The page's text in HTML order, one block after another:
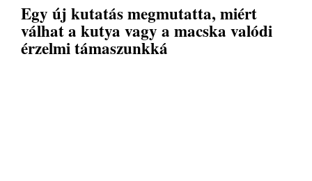
Egy új kutatás megmutatta, miért
válhat a kutya vagy a macska valódi
érzelmi támaszunkká